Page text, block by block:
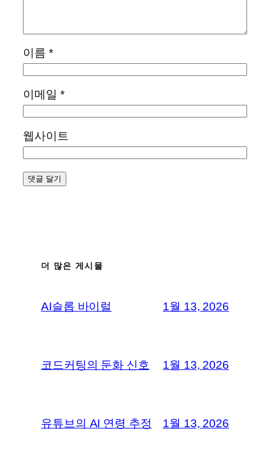
이름 *
이메일 *
웹사이트
더 많은 게시물
AI슬롭 바이럴 1월 13, 2026
코드커팅의 둔화 신호 1월 13, 2026
유튜브의 AI 연령 추정 1월 13, 2026